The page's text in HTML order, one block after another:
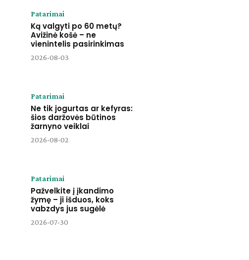
Patarimai
Ką valgyti po 60 metų?
Avižinė košė – ne
vienintelis pasirinkimas
2026-08-03
Patarimai
Ne tik jogurtas ar kefyras:
šios daržovės būtinos
žarnyno veiklai
2026-08-02
Patarimai
Pažvelkite į įkandimo
žymę – ji išduos, koks
vabzdys jus sugėlė
2026-07-30